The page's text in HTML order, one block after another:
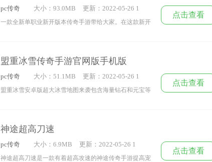
比拼，快来下载吧。
pc传奇 大小：93.0MB
更新：2022-05-26 1
5:37:58
一款全新单职业新开版本传奇手游带给大家。在这款新开
值得玩家们进服体验，还是能够去兑换很多的不错的元
宝，热血题材传奇sf手游，感兴趣的玩家们快来下载新开
传奇sf手机版手机版吧。
点击查看
盟重冰雪传奇手游官网版手机版
pc传奇 大小：51.1MB
更新：2022-05-26 1
5:37:19
盟重冰雪安卓版超大冰雪地图来袭包含海量钻石和元宝等
家喜欢就来体验吧。
点击查看
神途超高刀速
pc传奇 大小：6.9MB
更新：2022-05-26 1
3:48:29
神途超高刀速是一款有着超高攻速的神途传奇手游提高宠
点击查看